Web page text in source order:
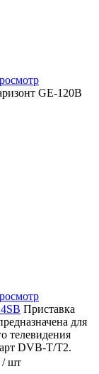
GE-120B
Приставка
для
телевидения
DVB-T/T2.
/ шт